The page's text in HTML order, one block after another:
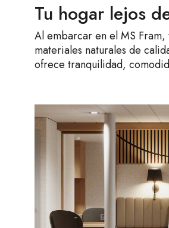
Tu hogar lejos
Al embarcar en el MS
materiales naturales de
ofrece tranquilidad,